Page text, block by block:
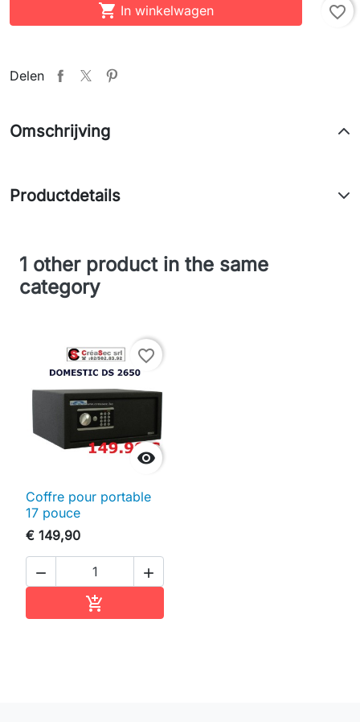
 In winkelwagen favorite_border
Delen
Omschrijving
Productdetails
1 other product in the same
category

favorite_border
Coffre pour portable
17 pouce
€ 149,90
 
